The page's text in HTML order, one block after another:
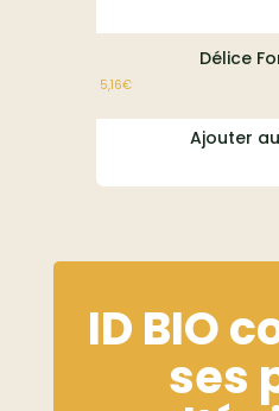
Délice
5,16€
Ajouter
ID BIO
ses